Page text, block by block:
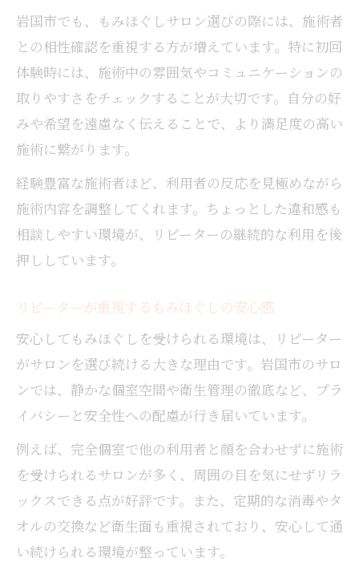
岩国市でも、もみほぐしサロン選びの際には、施術者
との相性確認を重視する方が増えています。特に初回
体験時には、施術中の雰囲気やコミュニケーションの
取りやすさをチェックすることが大切です。自分の好
みや希望を遠慮なく伝えることで、より満足度の高い
施術に繋がります。
経験豊富な施術者ほど、利用者の反応を見極めながら
施術内容を調整してくれます。ちょっとした違和感も
相談しやすい環境が、リピーターの継続的な利用を後
押ししています。
リピーターが重視するもみほぐしの安心感
安心してもみほぐしを受けられる環境は、リピーター
がサロンを選び続ける大きな理由です。岩国市のサロ
ンでは、静かな個室空間や衛生管理の徹底など、プラ
イバシーと安全性への配慮が行き届いています。
例えば、完全個室で他の利用者と顔を合わせずに施術
を受けられるサロンが多く、周囲の目を気にせずリラ
ックスできる点が好評です。また、定期的な消毒やタ
オルの交換など衛生面も重視されており、安心して通
い続けられる環境が整っています。